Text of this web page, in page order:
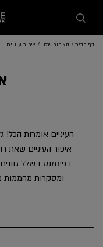
דף הבית האיפור שלנו איפור עיניים
העיניים אומרות
איפור העיניים שאת
בפיגמנט בשלל
ומסקרות מהממות